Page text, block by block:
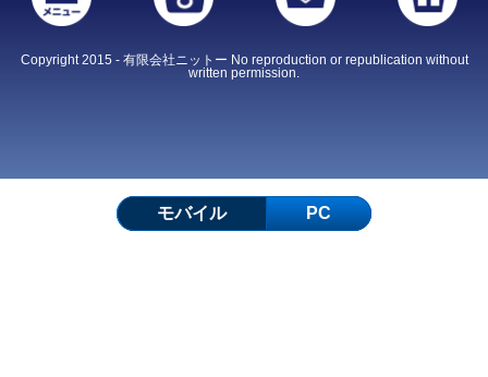
Copyright 2015 - 有限会社ニットー No reproduction or republication without
written permission.
モバイル PC